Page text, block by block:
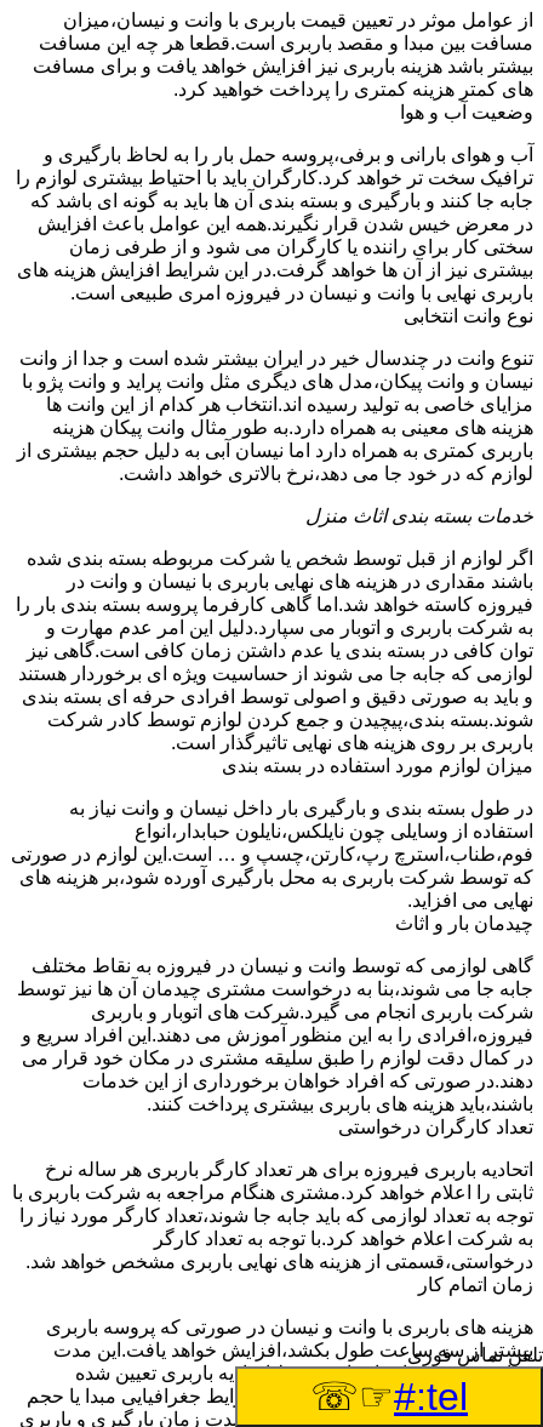
از عوامل موثر در تعیین قیمت باربری با وانت و نیسان،میزان
مسافت بین مبدا و مقصد باربری است.قطعا هر چه این مسافت
بیشتر باشد هزینه باربری نیز افزایش خواهد یافت و برای مسافت
های کمتر هزینه کمتری را پرداخت خواهید کرد.
وضعیت آب و هوا
آب و هوای بارانی و برفی،پروسه حمل بار را به لحاظ بارگیری و
ترافیک سخت تر خواهد کرد.کارگران باید با احتیاط بیشتری لوازم را
جابه جا کنند و بارگیری و بسته بندی آن ها باید به گونه ای باشد که
در معرض خیس شدن قرار نگیرند.همه این عوامل باعث افزایش
سختی کار برای راننده یا کارگران می شود و از طرفی زمان
بیشتری نیز از آن ها خواهد گرفت.در این شرایط افزایش هزینه های
باربری نهایی با وانت و نیسان در فیروزه امری طبیعی است.
نوع وانت انتخابی
تنوع وانت در چندسال خیر در ایران بیشتر شده است و جدا از وانت
نیسان و وانت پیکان،مدل های دیگری مثل وانت پراید و وانت پژو با
مزایای خاصی به تولید رسیده اند.انتخاب هر کدام از این وانت ها
هزینه های معینی به همراه دارد.به طور مثال وانت پیکان هزینه
باربری کمتری به همراه دارد اما نیسان آبی به دلیل حجم بیشتری از
لوازم که در خود جا می دهد،نرخ بالاتری خواهد داشت.
خدمات بسته بندی اثاث منزل
اگر لوازم از قبل توسط شخص یا شرکت مربوطه بسته بندی شده
باشند مقداری در هزینه های نهایی باربری با نیسان و وانت در
فیروزه کاسته خواهد شد.اما گاهی کارفرما پروسه بسته بندی بار را
به شرکت باربری و اتوبار می سپارد.دلیل این امر عدم مهارت و
توان کافی در بسته بندی یا عدم داشتن زمان کافی است.گاهی نیز
لوازمی که جابه جا می شوند از حساسیت ویژه ای برخوردار هستند
و باید به صورتی دقیق و اصولی توسط افرادی حرفه ای بسته بندی
شوند.بسته بندی،پیچیدن و جمع کردن لوازم توسط کادر شرکت
باربری بر روی هزینه های نهایی تاثیرگذار است.
میزان لوازم مورد استفاده در بسته بندی
در طول بسته بندی و بارگیری بار داخل نیسان و وانت نیاز به
استفاده از وسایلی چون نایلکس،نایلون حبابدار،انواع
فوم،طناب،استرچ رپ،کارتن،چسپ و … است.این لوازم در صورتی
که توسط شرکت باربری به محل بارگیری آورده شود،بر هزینه های
نهایی می افزاید.
چیدمان بار و اثاث
گاهی لوازمی که توسط وانت و نیسان در فیروزه به نقاط مختلف
جابه جا می شوند،بنا به درخواست مشتری چیدمان آن ها نیز توسط
شرکت باربری انجام می گیرد.شرکت های اتوبار و باربری
فیروزه،افرادی را به این منظور آموزش می دهند.این افراد سریع و
در کمال دقت لوازم را طبق سلیقه مشتری در مکان خود قرار می
دهند.در صورتی که افراد خواهان برخورداری از این خدمات
باشند،باید هزینه های باربری بیشتری پرداخت کنند.
تعداد کارگران درخواستی
اتحادیه باربری فیروزه برای هر تعداد کارگر باربری هر ساله نرخ
ثابتی را اعلام خواهد کرد.مشتری هنگام مراجعه به شرکت باربری با
توجه به تعداد لوازمی که باید جابه جا شوند،تعداد کارگر مورد نیاز را
به شرکت اعلام خواهد کرد.با توجه به تعداد کارگر
درخواستی،قسمتی از هزینه های نهایی باربری مشخص خواهد شد.
زمان اتمام کار
هزینه های باربری با وانت و نیسان در صورتی که پروسه باربری
بیشتر از سه ساعت طول بکشد،افزایش خواهد یافت.این مدت
زمان به صورت استادندارد توسط اتحادیه باربری تعیین شده
است.عواملی مثل آب وهوا،ترافیک،شرایط جغرافیایی مبدا یا حجم
زیاد لوازم ممکن است باعث افزایش مدت زمان بارگیری و باربری
تلفن تماس فوری
tel:#
☞☏